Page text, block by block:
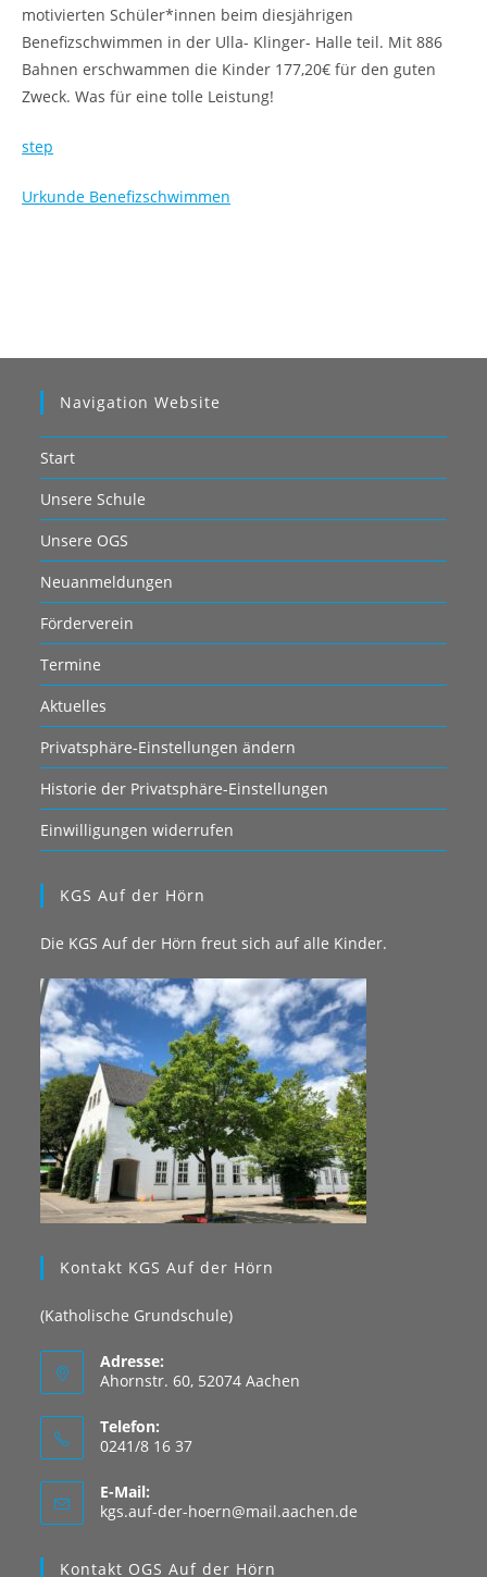
motivierten Schüler*innen beim diesjährigen
Benefizschwimmen in der Ulla- Klinger- Halle teil. Mit 886
Bahnen erschwammen die Kinder 177,20€ für den guten
Zweck. Was für eine tolle Leistung!
step
Urkunde Benefizschwimmen
Navigation Website
Start
Unsere Schule
Unsere OGS
Neuanmeldungen
Förderverein
Termine
Aktuelles
Privatsphäre-Einstellungen ändern
Historie der Privatsphäre-Einstellungen
Einwilligungen widerrufen
KGS Auf der Hörn
Die KGS Auf der Hörn freut sich auf alle Kinder.
Kontakt KGS Auf der Hörn
(Katholische Grundschule)
Adresse:
Ahornstr. 60, 52074 Aachen
Telefon:
0241/8 16 37
E-Mail:
kgs.auf-der-hoern@mail.aachen.de
Kontakt OGS Auf der Hörn